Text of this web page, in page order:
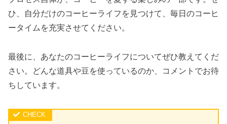
ひ、自分だけのコーヒーライフを見つけて、毎日のコーヒ
ータイムを充実させてください。
最後に、あなたのコーヒーライフについてぜひ教えてくだ
さい。どんな道具や豆を使っているのか、コメントでお待
ちしています。